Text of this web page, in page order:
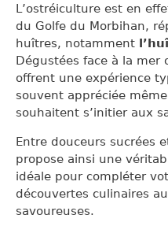
L’ostréiculture est en
du Golfe du Morbihan,
huîtres, notamment
Dégustées face à la mer
offrent une expérience
souvent appréciée
souhaitent s’initier aux
Entre douceurs sucrées
propose ainsi une
idéale pour compléter
découvertes culinaires
savoureuses.